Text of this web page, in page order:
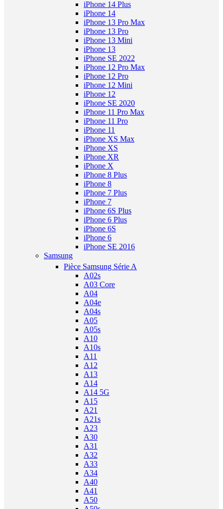
iPhone 14 Plus
iPhone 14
iPhone 13 Pro Max
iPhone 13 Pro
iPhone 13 Mini
iPhone 13
iPhone SE 2022
iPhone 12 Pro Max
iPhone 12 Pro
iPhone 12 Mini
iPhone 12
iPhone SE 2020
iPhone 11 Pro Max
iPhone 11 Pro
iPhone 11
iPhone XS Max
iPhone XS
iPhone XR
iPhone X
iPhone 8 Plus
iPhone 8
iPhone 7 Plus
iPhone 7
iPhone 6S Plus
iPhone 6 Plus
iPhone 6S
iPhone 6
iPhone SE 2016
Samsung
Pièce Samsung Série A
A02s
A03 Core
A04
A04e
A04s
A05
A05s
A10
A10s
A11
A12
A13
A14
A14 5G
A15
A21
A21s
A23
A30
A31
A32
A33
A34
A40
A41
A50